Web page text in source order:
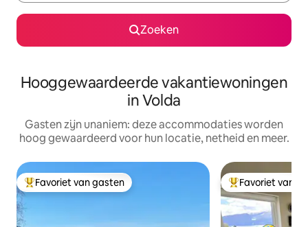
Zoeken
Hooggewaardeerde vakantiewoningen
in Volda
Gasten zijn unaniem: deze accommodaties worden
hoog gewaardeerd voor hun locatie, netheid en meer.
Topfavoriet van gasten
Favoriet van gasten Topfavoriet van
Favoriet van